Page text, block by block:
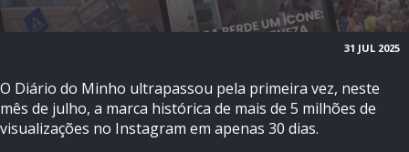
31 JUL 2025
O Diário do Minho ultrapassou pela primeira vez, neste
mês de julho, a marca histórica de mais de 5 milhões de
visualizações no Instagram em apenas 30 dias.